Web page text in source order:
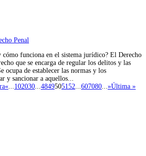
Penal
cómo funciona en el sistema jurídico? El Derecho
que se encarga de regular los delitos y las
ocupa de establecer las normas y los
y sancionar a aquellos...
«...102030...4849505152...607080...»Última »